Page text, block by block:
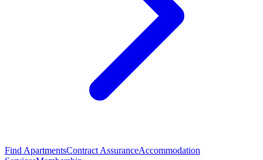
Find ApartmentsContract AssuranceAccommodation